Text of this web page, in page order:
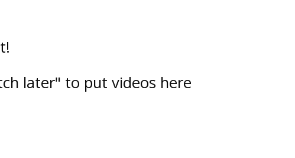
later" to put videos here